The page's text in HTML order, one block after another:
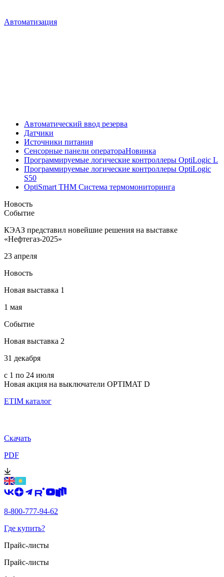
Автоматизация
Автоматический ввод резерва
Датчики
Источники питания
Сенсорные панели оператораНовинка
Программируемые логические контроллеры OptiLogic L
Программируемые логические контроллеры OptiLogic
S50
OptiSmart THM Система термомониторинга
Новость
Событие
КЭАЗ представил новейшие решения на выставке
«Нефтегаз-2025»
23 апреля
Новость
Новая выставка 1
1 мая
Событие
Новая выставка 2
31 декабря
с 1 по 24 июля
Новая акция на выключатели OPTIMAT D
ETIM каталог
Скачать
PDF
8-800-777-94-62
Где купить?
Прайс-листы
Прайс-листы